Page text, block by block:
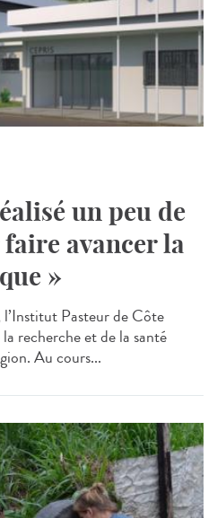
un peu de
avancer la
»
Pasteur de Côte
recherche et de la santé
Au cours...